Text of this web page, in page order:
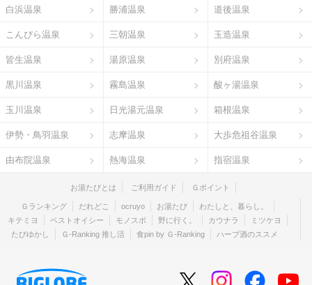
白浜温泉 勝浦温泉 道後温泉
こんぴら温泉 三朝温泉 玉造温泉
皆生温泉 湯原温泉 別府温泉
黒川温泉 霧島温泉 酸ヶ湯温泉
玉川温泉 日光湯元温泉 箱根温泉
伊勢・鳥羽温泉 志摩温泉 大歩危祖谷温泉
由布院温泉 熱海温泉 指宿温泉
お湯たびとは ご利用ガイド Ｇポイント
Ｇランキング だれどこ ocruyo お湯たび
わたしと、暮らし。
キテミヨ
ベストオイシー モノスポ 野に行く。 カウナラ
ミツケヨ
たびゆかし
Ｇ-Ranking 推し活 食pin by Ｇ-Ranking ハーブ酒のススメ